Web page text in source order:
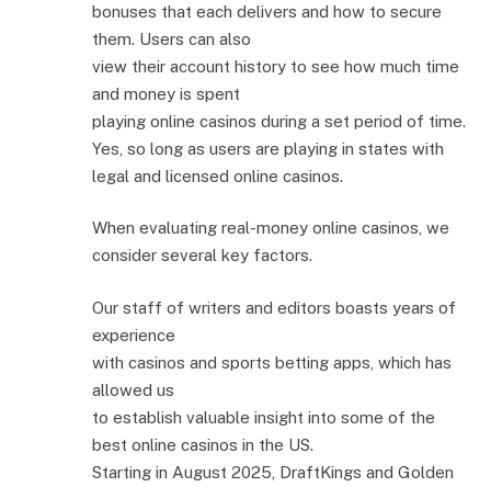
bonuses that each delivers and how to secure
them. Users can also
view their account history to see how much time
and money is spent
playing online casinos during a set period of time.
Yes, so long as users are playing in states with
legal and licensed online casinos.
When evaluating real-money online casinos, we
consider several key factors.
Our staff of writers and editors boasts years of
experience
with casinos and sports betting apps, which has
allowed us
to establish valuable insight into some of the
best online casinos in the US.
Starting in August 2025, DraftKings and Golden